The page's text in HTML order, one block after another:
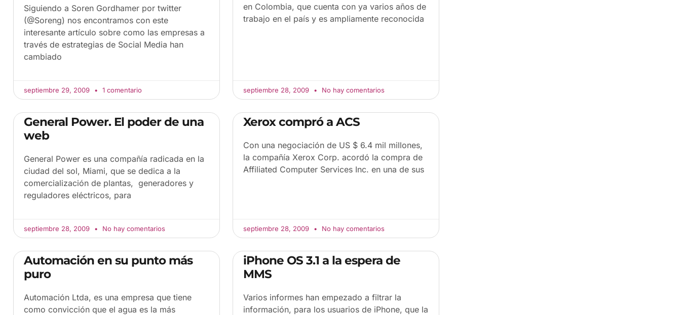
Siguiendo a Soren Gordhamer por twitter
(@Soreng) nos encontramos con este
interesante artículo sobre como las empresas a
través de estrategias de Social Media han
cambiado
septiembre 29, 2009 1 comentario
en Colombia, que cuenta con ya varios años de
trabajo en el país y es ampliamente reconocida
septiembre 28, 2009 No hay comentarios
General Power. El poder de una
web
General Power es una compañía radicada en la
ciudad del sol, Miami, que se dedica a la
comercialización de plantas, generadores y
reguladores eléctricos, para
septiembre 28, 2009 No hay comentarios
Xerox compró a ACS
Con una negociación de US $ 6.4 mil millones,
la compañía Xerox Corp. acordó la compra de
Affiliated Computer Services Inc. en una de sus
septiembre 28, 2009 No hay comentarios
Automación en su punto más
puro
Automación Ltda, es una empresa que tiene
como convicción que el agua es la más
iPhone OS 3.1 a la espera de
MMS
Varios informes han empezado a filtrar la
información, para los usuarios de iPhone, que la